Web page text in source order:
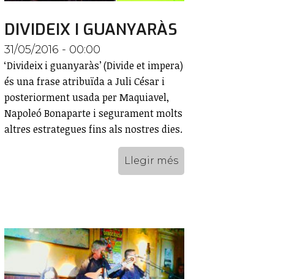
DIVIDEIX I GUANYARÀS
31/05/2016 - 00:00
‘Divideix i guanyaràs’ (Divide et impera)
és una frase atribuïda a Juli César i
posteriorment usada per Maquiavel,
Napoleó Bonaparte i segurament molts
altres estrategues fins als nostres dies.
Llegir més